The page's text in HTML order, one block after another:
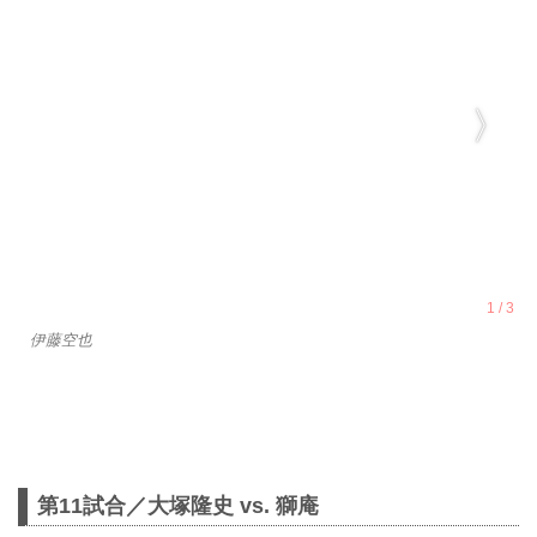
伊藤空也
第11試合／大塚隆史 vs. 獅庵